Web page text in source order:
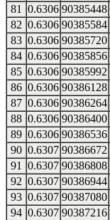
81
0.6306 90385448
82 0.6306 90385584
83 0.6306 90385720
84 0.6306 90385856
85 0.6306 90385992
86 0.6306 90386128
87 0.6306 90386264
88 0.6306 90386400
89 0.6306 90386536
90 0.6307 90386672
91
0.6307 90386808
92 0.6307 90386944
93 0.6307 90387080
94 0.6307 90387216